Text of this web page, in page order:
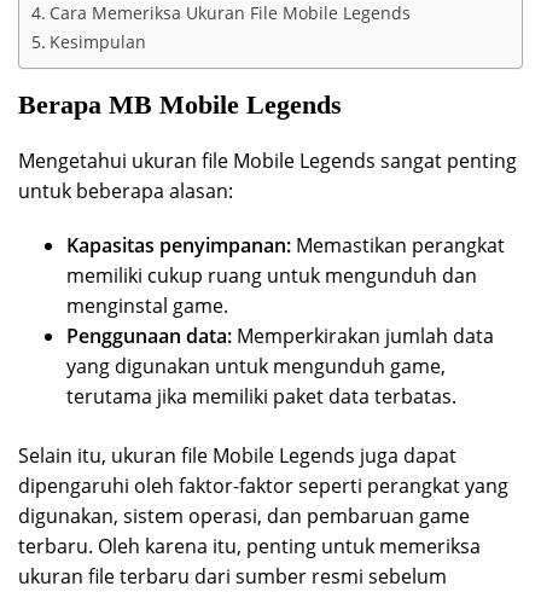
Cara Memeriksa Ukuran File Mobile Legends
Kesimpulan
Berapa MB Mobile Legends
Mengetahui ukuran file Mobile Legends sangat penting
untuk beberapa alasan:
Kapasitas penyimpanan: Memastikan perangkat
memiliki cukup ruang untuk mengunduh dan
menginstal game.
Penggunaan data: Memperkirakan jumlah data
yang digunakan untuk mengunduh game,
terutama jika memiliki paket data terbatas.
Selain itu, ukuran file Mobile Legends juga dapat
dipengaruhi oleh faktor-faktor seperti perangkat yang
digunakan, sistem operasi, dan pembaruan game
terbaru. Oleh karena itu, penting untuk memeriksa
ukuran file terbaru dari sumber resmi sebelum